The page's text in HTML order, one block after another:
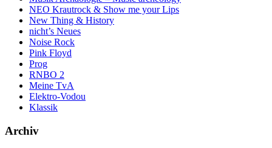
NEO Krautrock & Show me your Lips
New Thing & History
nicht’s Neues
Noise Rock
Pink Floyd
Prog
RNBO 2
Meine TvA
Elektro-Vodou
Klassik
Archiv